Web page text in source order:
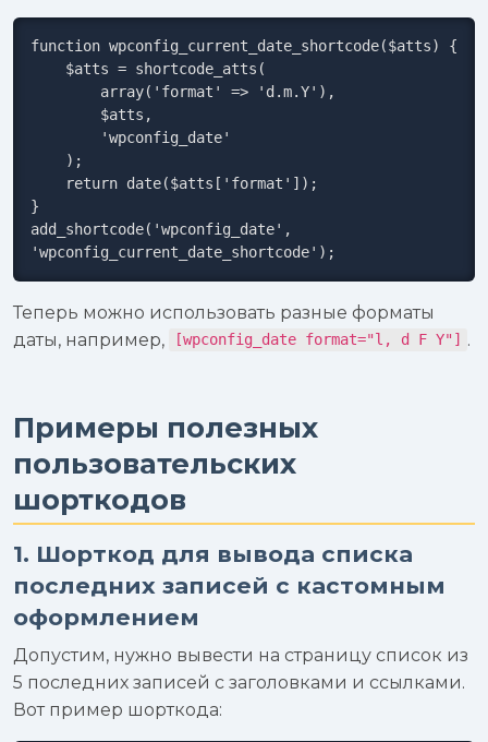
function wpconfig_current_date_shortcode($atts) {
}
add_shortcode('wpconfig_date',
'wpconfig_current_date_shortcode');
Теперь можно использовать разные форматы
даты, например,
[wpconfig_date format="l, d F Y"] .
Примеры полезных
пользовательских
шорткодов
1. Шорткод для вывода списка
последних записей с кастомным
оформлением
Допустим, нужно вывести на страницу список из
5 последних записей с заголовками и ссылками.
Вот пример шорткода: